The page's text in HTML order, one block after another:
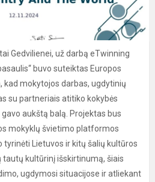
Gedvilienei, už darbą eTwinning
buvo suteiktas Europos
kad mokytojos darbas, ugdytinių
su partneriais atitiko kokybės
aukštą balą. Projektas bus
mokyklų švietimo platformos
tyrinėti Lietuvos ir kitų šalių kultūros
kultūrinį išskirtinumą, šiais
ugdymosi situacijose ir atliekant